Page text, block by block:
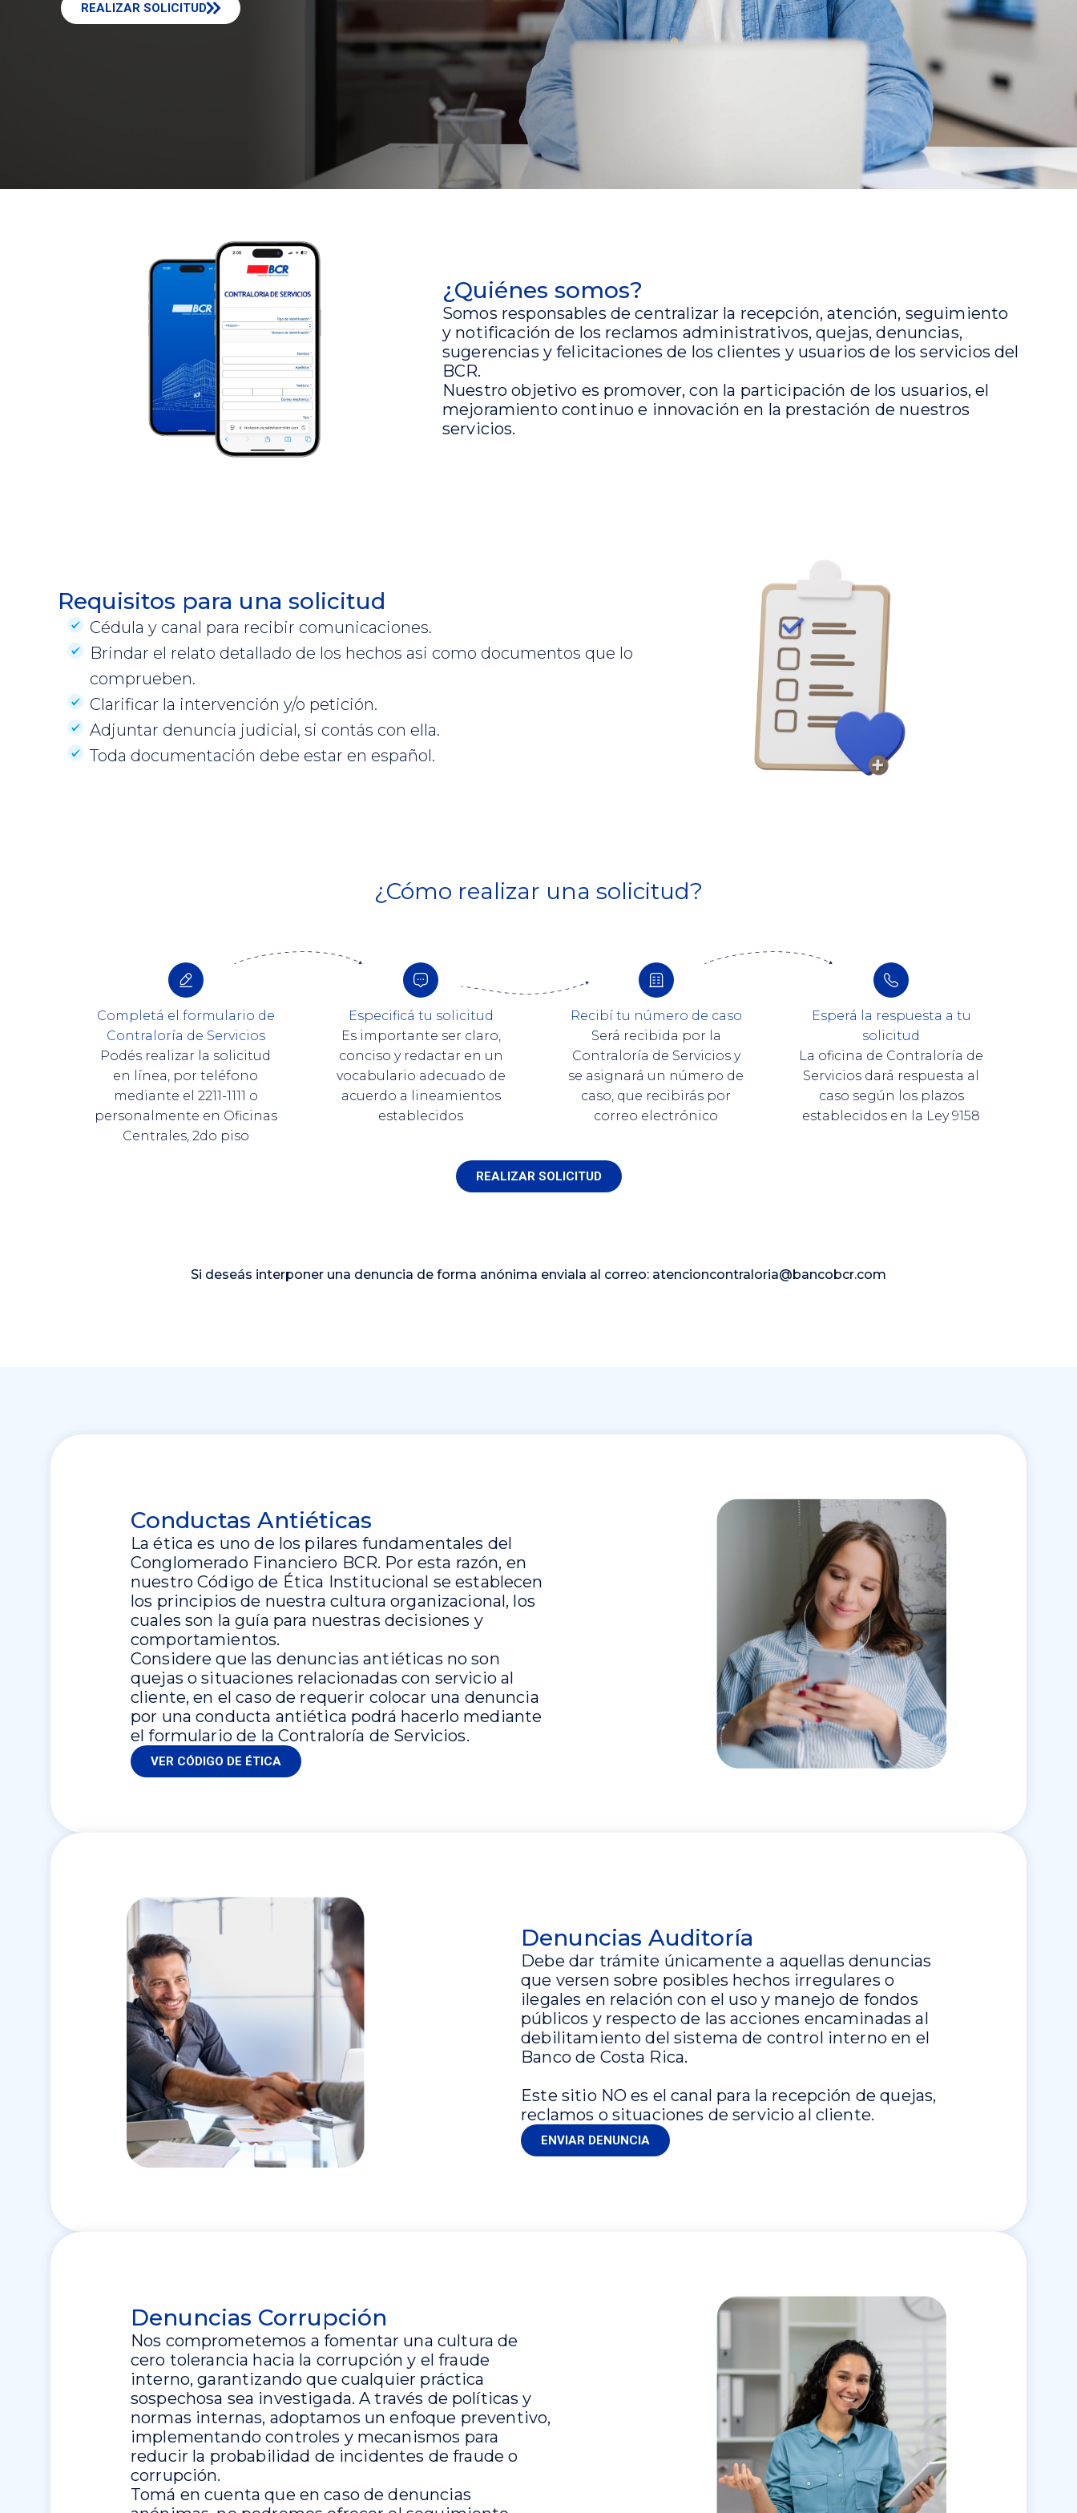
Inversiones
REALIZAR SOLICITUD
¿Quiénes somos?
Somos responsables de centralizar la recepción, atención, seguimiento
y notificación de los reclamos administrativos, quejas, denuncias,
sugerencias y felicitaciones de los clientes y usuarios de los servicios del
BCR.
Nuestro objetivo es promover, con la participación de los usuarios, el
mejoramiento continuo e innovación en la prestación de nuestros
servicios.
Requisitos para una solicitud
Cédula y canal para recibir comunicaciones.
Brindar el relato detallado de los hechos asi como documentos que lo
comprueben.
Clarificar la intervención y/o petición.
Adjuntar denuncia judicial, si contás con ella.
Toda documentación debe estar en español.
¿Cómo realizar una solicitud?
Completá el formulario de
Contraloría de Servicios
Podés realizar la solicitud
en línea, por teléfono
mediante el 2211-1111 o
personalmente en Oficinas
Centrales, 2do piso
Especificá tu solicitud
Es importante ser claro,
conciso y redactar en un
vocabulario adecuado de
acuerdo a lineamientos
establecidos
Recibí tu número de caso
Será recibida por la
Contraloría de Servicios y
se asignará un número de
caso, que recibirás por
correo electrónico
Esperá la respuesta a tu
solicitud
La oficina de Contraloría de
Servicios dará respuesta al
caso según los plazos
establecidos en la Ley 9158
REALIZAR SOLICITUD
Si deseás interponer una denuncia de forma anónima enviala al correo: atencioncontraloria@bancobcr.com
Conductas Antiéticas
La ética es uno de los pilares fundamentales del
Conglomerado Financiero BCR. Por esta razón, en
nuestro Código de Ética Institucional se establecen
los principios de nuestra cultura organizacional, los
cuales son la guía para nuestras decisiones y
comportamientos.
Considere que las denuncias antiéticas no son
quejas o situaciones relacionadas con servicio al
cliente, en el caso de requerir colocar una denuncia
por una conducta antiética podrá hacerlo mediante
el formulario de la Contraloría de Servicios.
VER CÓDIGO DE ÉTICA
Denuncias Auditoría
Debe dar trámite únicamente a aquellas denuncias
que versen sobre posibles hechos irregulares o
ilegales en relación con el uso y manejo de fondos
públicos y respecto de las acciones encaminadas al
debilitamiento del sistema de control interno en el
Banco de Costa Rica.
Este sitio NO es el canal para la recepción de quejas,
reclamos o situaciones de servicio al cliente.
ENVIAR DENUNCIA
Denuncias Corrupción
Nos comprometemos a fomentar una cultura de
cero tolerancia hacia la corrupción y el fraude
interno, garantizando que cualquier práctica
sospechosa sea investigada. A través de políticas y
normas internas, adoptamos un enfoque preventivo,
implementando controles y mecanismos para
reducir la probabilidad de incidentes de fraude o
corrupción.
Tomá en cuenta que en caso de denuncias